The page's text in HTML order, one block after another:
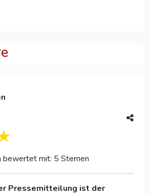
bewertet mit: 5 Sternen
Pressemitteilung ist der